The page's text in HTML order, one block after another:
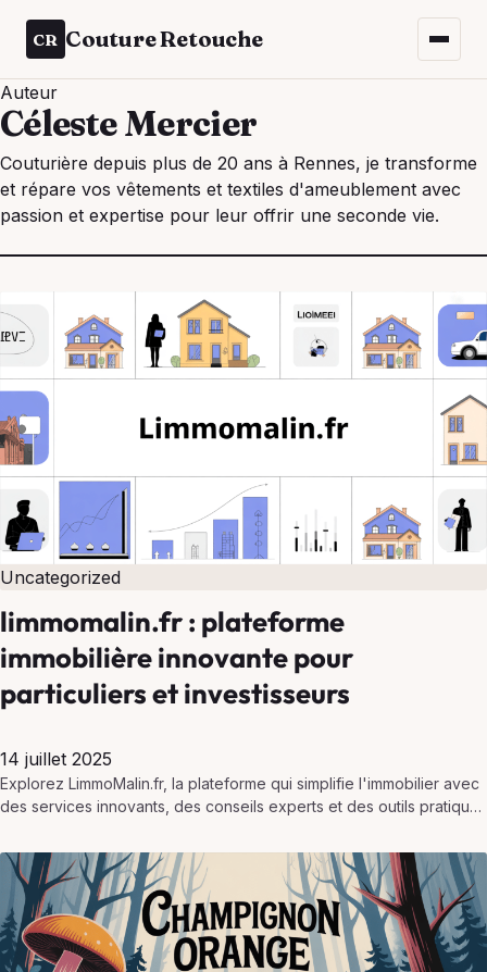
CR Couture Retouche
Auteur
Céleste Mercier
Couturière depuis plus de 20 ans à Rennes, je transforme
et répare vos vêtements et textiles d'ameublement avec
passion et expertise pour leur offrir une seconde vie.
Uncategorized
limmomalin.fr : plateforme
immobilière innovante pour
particuliers et investisseurs
14 juillet 2025
Explorez LimmoMalin.fr, la plateforme qui simplifie l'immobilier avec
des services innovants, des conseils experts et des outils pratiques